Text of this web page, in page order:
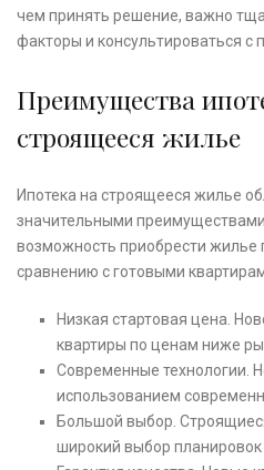
чем принять решение, важно
факторы и консультироваться с
Преимущества
строящееся жилье
Ипотека на строящееся жилье
значительными
возможность приобрести жилье
сравнению с готовыми
Низкая стартовая цена.
квартиры по ценам ниже
Современные технологии.
использованием
Большой выбор.
широкий выбор планировок